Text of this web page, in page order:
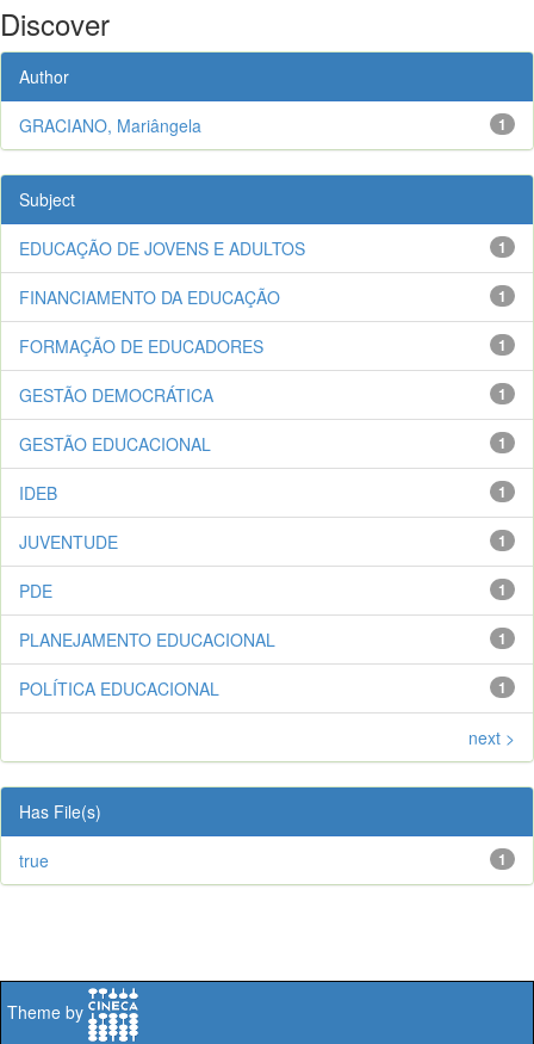
Discover
Author
1
GRACIANO, Mariângela
Subject
1
EDUCAÇÃO DE JOVENS E ADULTOS
1
FINANCIAMENTO DA EDUCAÇÃO
1
FORMAÇÃO DE EDUCADORES
1
GESTÃO DEMOCRÁTICA
1
GESTÃO EDUCACIONAL
1
IDEB
1
JUVENTUDE
1
PDE
1
PLANEJAMENTO EDUCACIONAL
1
POLÍTICA EDUCACIONAL
next >
Has File(s)
1
true
Theme by